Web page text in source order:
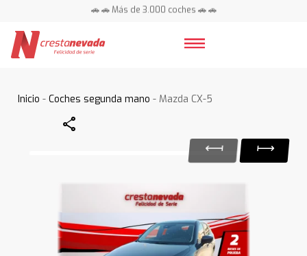
🚗 🚗 Más de 3.000 coches 🚗 🚗
Inicio -Coches segunda mano - Mazda CX-5
Share